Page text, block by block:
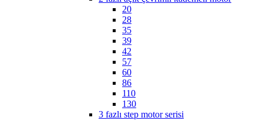
20
28
35
39
42
57
60
86
110
130
3 fazlı step motor serisi